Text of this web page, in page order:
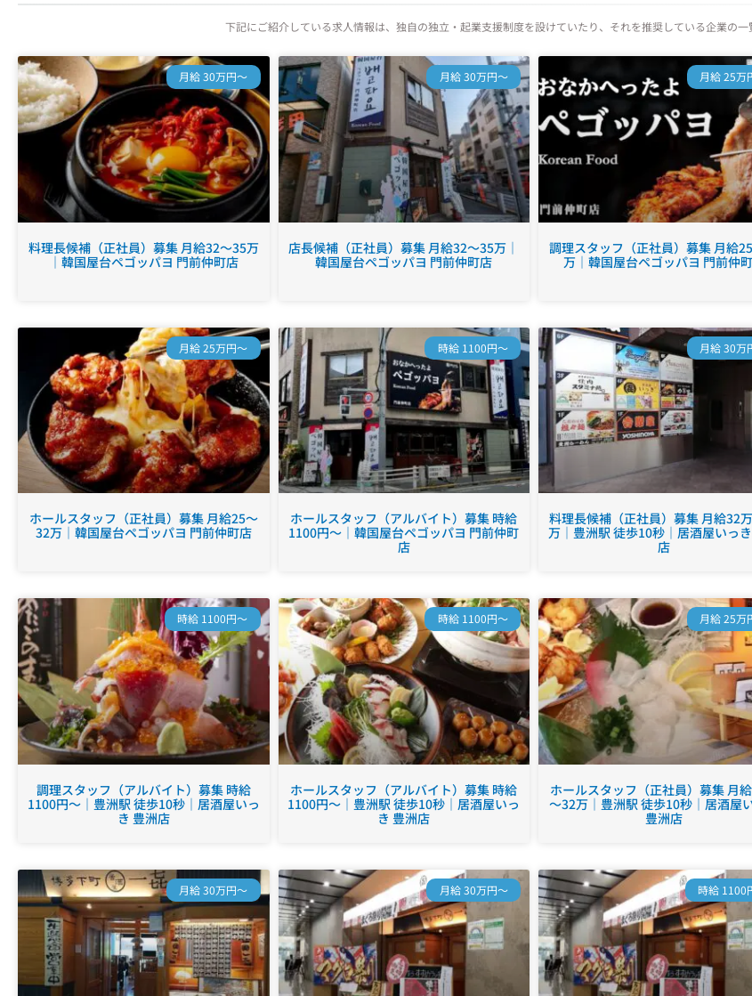
下記にご紹介している求人情報は、独自の独立・起業支援制度を設けていたり、それを推奨している企業の一
月給 30万円～
料理長候補（正社員）募集 月給32～35万
｜韓国屋台ペゴッパヨ 門前仲町店
月給 30万円～
店長候補（正社員）募集 月給32～35万｜
韓国屋台ペゴッパヨ 門前仲町店
月給 25万
調理スタッフ（正社員）募集 月給
万｜韓国屋台ペゴッパヨ 門前仲
月給 25万円～
ホールスタッフ（正社員）募集 月給25～
32万｜韓国屋台ペゴッパヨ 門前仲町店
時給 1100円～
ホールスタッフ（アルバイト）募集 時給
1100円～｜韓国屋台ペゴッパヨ 門前仲町
店
月給 30万
料理長候補（正社員）募集 月給32
万｜豊洲駅 徒歩10秒｜居酒屋いっ
店
時給 1100円～
調理スタッフ（アルバイト）募集 時給
1100円～｜豊洲駅 徒歩10秒｜居酒屋いっ
き 豊洲店
時給 1100円～
ホールスタッフ（アルバイト）募集 時給
1100円～｜豊洲駅 徒歩10秒｜居酒屋いっ
き 豊洲店
月給 25万
ホールスタッフ（正社員）募集 月
～32万｜豊洲駅 徒歩10秒｜居酒屋
豊洲店
月給 30万円～ 月給 30万円～ 時給 1100